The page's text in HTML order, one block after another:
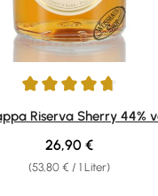
von 4.81 von 5
Riserva Sherry 44%
(53,80 € / 1 Liter)
Regulärer Preis:
26,90 €